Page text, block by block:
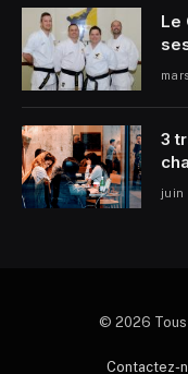
Le
3
juin
© 2026 Tous
Contactez-